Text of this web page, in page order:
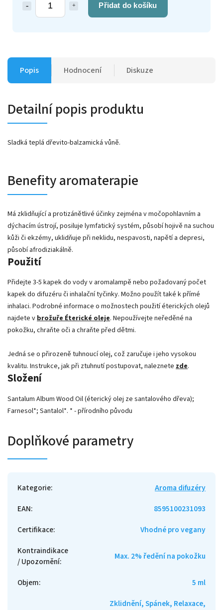
Přidat do košíku
Popis Hodnocení Diskuze
Detailní popis produktu
Sladká teplá dřevito-balzamická vůně.
Benefity aromaterapie
Má zklidňující a protizánětlivé účinky zejména v močopohlavním a
dýchacím ústrojí, posiluje lymfatický systém, působí hojivě na suchou
kůži či ekzémy, uklidňuje při neklidu, nespavosti, napětí a depresi,
působí afrodiziakálně.
Použití
Přidejte 3-5 kapek do vody v aromalampě nebo požadovaný počet
kapek do difuzéru či inhalační tyčinky. Možno použít také k přímé
inhalaci. Podrobné informace o možnostech použití éterických olejů
najdete vbrožuře Éterické oleje. Nepoužívejte neředěné na
pokožku, chraňte oči a chraňte před dětmi.
Jedná se o přirozeně tuhnoucí olej, což zaručuje i jeho vysokou
kvalitu. Instrukce, jak při ztuhnutí postupovat, naleznete zde.
Složení
Santalum Album Wood Oil (éterický olej ze santalového dřeva);
Farnesol*; Santalol*. * - přírodního původu
Doplňkové parametry
Kategorie:
Aroma difuzéry
EAN:
8595100231093
Certifikace:
Vhodné pro vegany
Kontraindikace
/ Upozornění: Max. 2% ředění na pokožku
Objem: 5 ml
Zklidnění, Spánek, Relaxace,